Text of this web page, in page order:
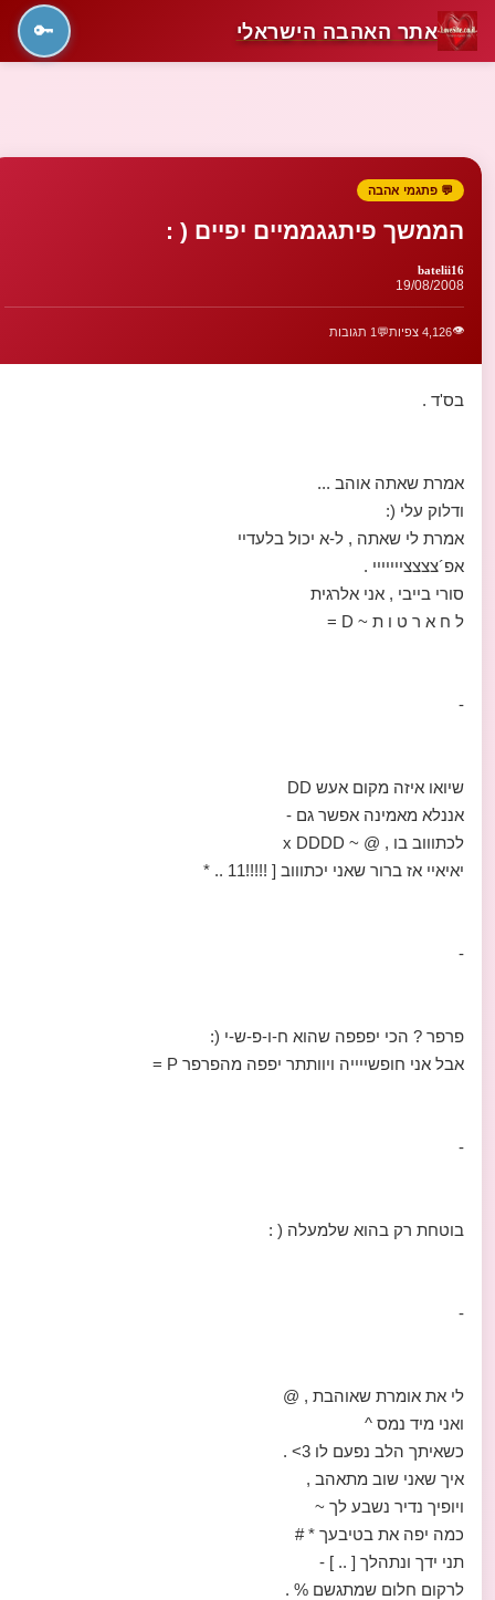
אתר האהבה הישראלי 🔑
💬 פתגמי אהבה
הממשך פיתגגממיים יפיים ( :
batelii16
19/08/2008
👁️4,126 צפיות 💬 1 תגובות
בס'ד .
אמרת שאתה אוהב ...
ודלוק עלי (:
אמרת לי שאתה , ל-א יכול בלעדיי
אפ´צצצצייייייי .
סורי בייבי , אני אלרגית
ל ח א ר ט ו ת ~ D =
-
שיואו איזה מקום אעש DD
אננלא מאמינה אפשר גם -
לכתוווב בו , @ ~ x DDDD
יאיאיי אז ברור שאני יכתוווב [ !!!!!11 .. *
-
פרפר ? הכי יפפפה שהוא ח-ו-פ-ש-י (:
אבל אני חופשייייה ויוותתר יפפה מהפרפר P =
-
בוטחת רק בהוא שלמעלה ( :
-
לי את אומרת שאוהבת , @
ואני מיד נמס ^
כשאיתך הלב נפעם לו 3> .
איך שאני שוב מתאהב ,
ויופיך נדיר נשבע לך ~
כמה יפה את בטיבעך * #
תני ידך ונתהלך [ .. ] -
לרקום חלום שמתגשם % .